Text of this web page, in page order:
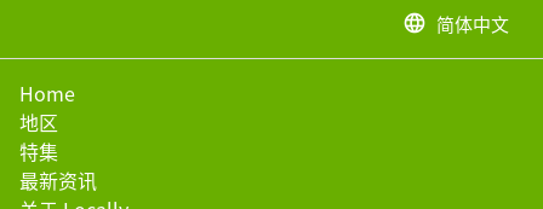
language 简体中文
Home
地区
特集
最新资讯